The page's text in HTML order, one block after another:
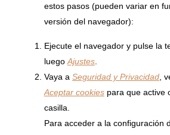
estos pasos (pueden variar en
versión del navegador):
Ejecute el navegador y pulse la
luego Ajustes
Vaya a Seguridad y Privacidad ,
Aceptar cookies para que active
casilla.
Para acceder a la configuración